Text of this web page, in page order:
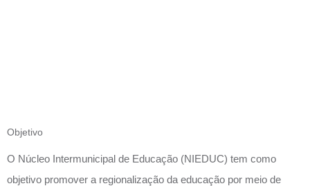
Objetivo
O Núcleo Intermunicipal de Educação (NIEDUC) tem como
objetivo promover a regionalização da educação por meio de